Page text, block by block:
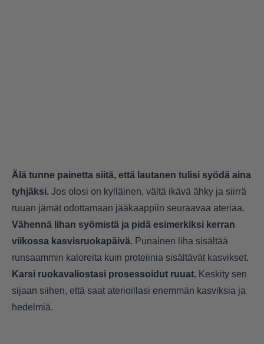
Älä tunne painetta siitä, että lautanen tulisi syödä aina
tyhjäksi. Jos olosi on kylläinen, vältä ikävä ähky ja siirrä
ruuan jämät odottamaan jääkaappiin seuraavaa ateriaa.
Vähennä lihan syömistä ja pidä esimerkiksi kerran
viikossa kasvisruokapäivä. Punainen liha sisältää
runsaammin kaloreita kuin proteiinia sisältävät kasvikset.
Karsi ruokavaliostasi prosessoidut ruuat. Keskity sen
sijaan siihen, että saat aterioillasi enemmän kasviksia ja
hedelmiä.